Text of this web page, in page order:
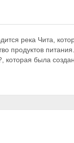
река Чита,
продуктов питания.
которая была